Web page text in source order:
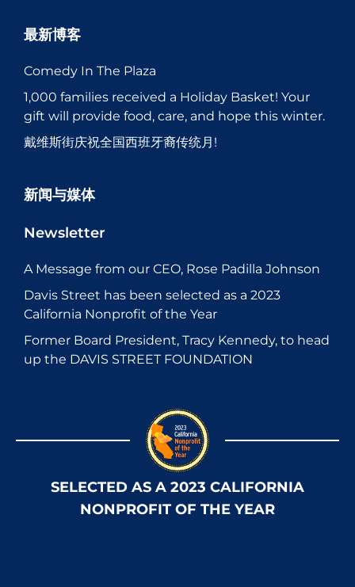
最新博客
Comedy In The Plaza
1,000 families received a Holiday Basket! Your
gift will provide food, care, and hope this winter.
戴维斯街庆祝全国西班牙裔传统月!
新闻与媒体
Newsletter
A Message from our CEO, Rose Padilla Johnson
Davis Street has been selected as a 2023
California Nonprofit of the Year
Former Board President, Tracy Kennedy, to head
up the DAVIS STREET FOUNDATION
SELECTED AS A 2023 CALIFORNIA
NONPROFIT OF THE YEAR